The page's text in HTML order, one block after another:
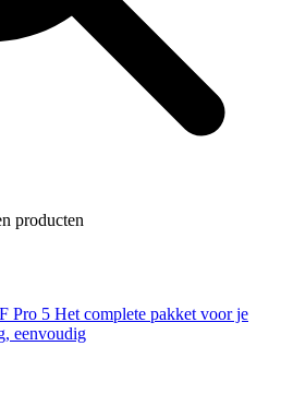
producten
Pro 5 Het complete pakket voor je
eenvoudig